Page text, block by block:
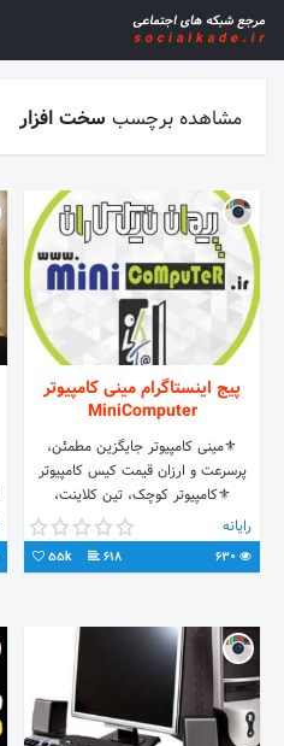
مشاهده برچسب سخت افزار
پیج اینستاگرام مینی کامپیوتر
MiniComputer
⚜️مینی کامپیوتر جایگزین مطمئن،
پرسرعت و ارزان قیمت کیس کامپیوتر
⚜️کامپیوتر کوچک، تین کلاینت،
زیروکلاینت ⚜️مهلت تست رایگان/
مناسب برای انواع کاربری ها
رایانه
618
55k